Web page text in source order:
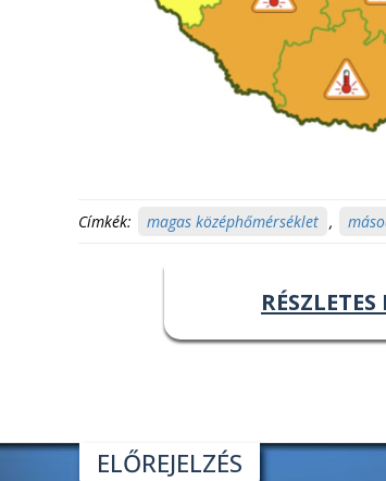
Címkék: magas középhőmérséklet ,
ELŐREJELZÉS